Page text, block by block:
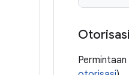
Otorisasi